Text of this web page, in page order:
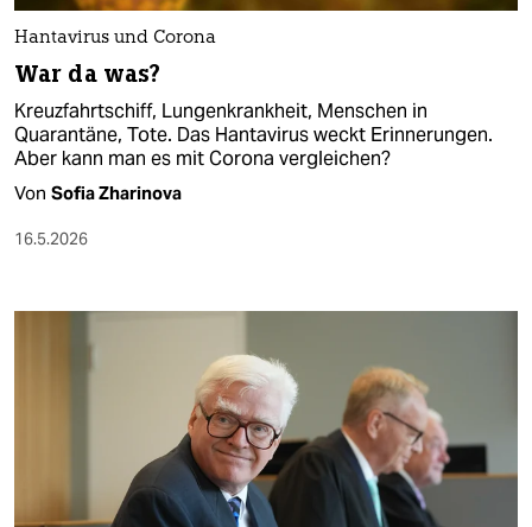
Hantavirus und Corona
War da was?
Kreuzfahrtschiff, Lungenkrankheit, Menschen in
Quarantäne, Tote. Das Hantavirus weckt Erinnerungen.
Aber kann man es mit Corona vergleichen?
Von Sofia Zharinova
16.5.2026